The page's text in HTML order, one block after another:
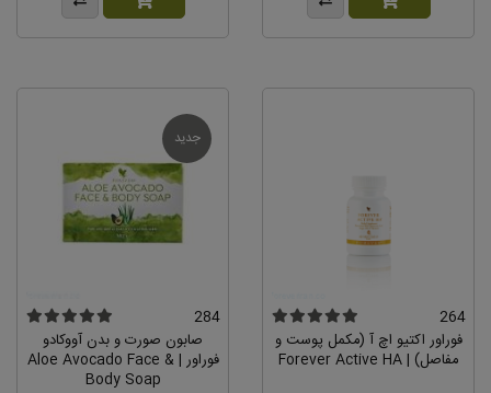
264
فوراور اکتیو اچ آ (مکمل پوست و
مفاصل) | Forever Active HA
جدید
284
صابون صورت و بدن آووکادو
فوراور | Aloe Avocado Face &
Body Soap